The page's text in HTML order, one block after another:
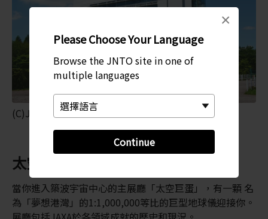
Please Choose Your Language
Browse the JNTO site in one of
multiple languages
Continue
×
(C)JAXA
太空巨蛋展廳
當你進入築波宇宙中心的主展廳「太空巨蛋」，有一顆 名
為「夢想港灣」的1:1,000,000等比的巨型地球儀迎接你。